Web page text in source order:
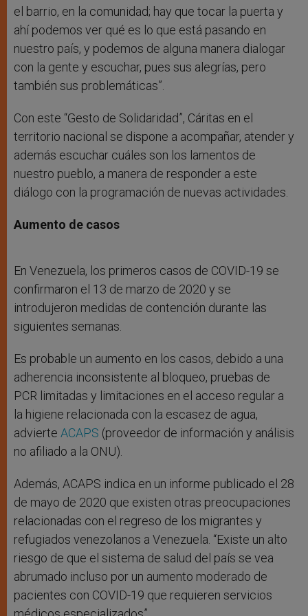
el barrio, en la comunidad; hay que tocar la puerta y
ahí podemos ver qué es lo que está pasando en
nuestro país, y podemos de alguna manera dialogar
con la gente y escuchar, pues sus alegrías, pero
también sus problemáticas”.
Con este “Gesto de Solidaridad”, Cáritas en el
territorio nacional se dispone a acompañar, atender y
además escuchar cuáles son los lamentos de
nuestro pueblo, a manera de responder a este
diálogo con la programación de nuevas actividades.
Aumento de casos
En Venezuela, los primeros casos de COVID-19 se
confirmaron el 13 de marzo de 2020 y se
introdujeron medidas de contención durante las
siguientes semanas.
Es probable un aumento en los casos, debido a una
adherencia inconsistente al bloqueo, pruebas de
PCR limitadas y limitaciones en el acceso regular a
la higiene relacionada con la escasez de agua,
advierte ACAPS (proveedor de información y análisis
no afiliado a la ONU).
Además, ACAPS indica en un informe publicado el 28
de mayo de 2020 que existen otras preocupaciones
relacionadas con el regreso de los migrantes y
refugiados venezolanos a Venezuela. “Existe un alto
riesgo de que el sistema de salud del país se vea
abrumado incluso por un aumento moderado de
pacientes con COVID-19 que requieren servicios